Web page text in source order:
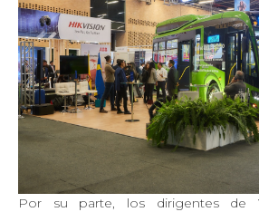
Por su parte, los dirigentes de